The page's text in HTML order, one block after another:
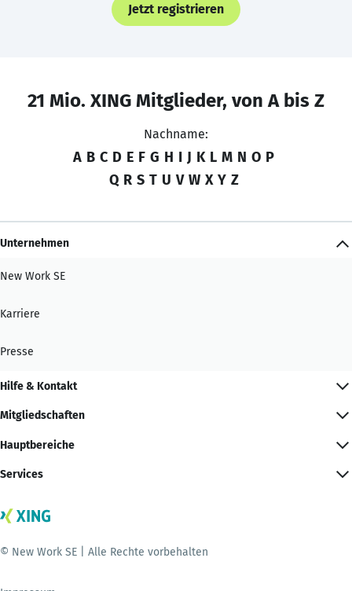
Jetzt registrieren
21 Mio. XING Mitglieder, von A bis Z
Nachname:
A B C D E F G H I J K L M N O P
Q R S T U V W X Y Z
Unternehmen
New Work SE
Karriere
Presse
Hilfe & Kontakt
Mitgliedschaften
Hauptbereiche
Services
© New Work SE | Alle Rechte vorbehalten